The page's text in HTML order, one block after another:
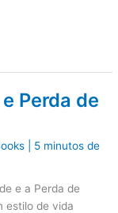
Perda de
5 minutos de
e a Perda de
estilo de vida